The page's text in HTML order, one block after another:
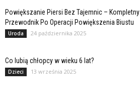
Powiększanie Piersi Bez Tajemnic – Kompletny
Przewodnik Po Operacji Powiększenia Biustu
Uroda 24 października 2025
Co lubią chłopcy w wieku 6 lat?
Dzieci 13 września 2025